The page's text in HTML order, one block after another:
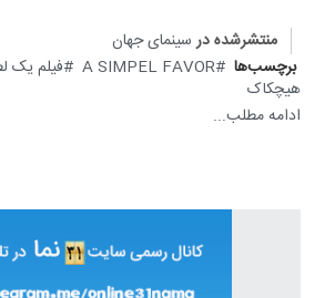
منتشرشده در سینمای جهان
برچسب‌ها
A SIMPEL FAVOR فیلم یک
هیچکاک
ادامه مطلب...